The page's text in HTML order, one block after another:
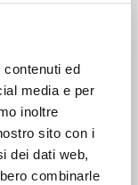
ed
media e per
inoltre
sito con i
dei dati web,
combinarle
verticale e